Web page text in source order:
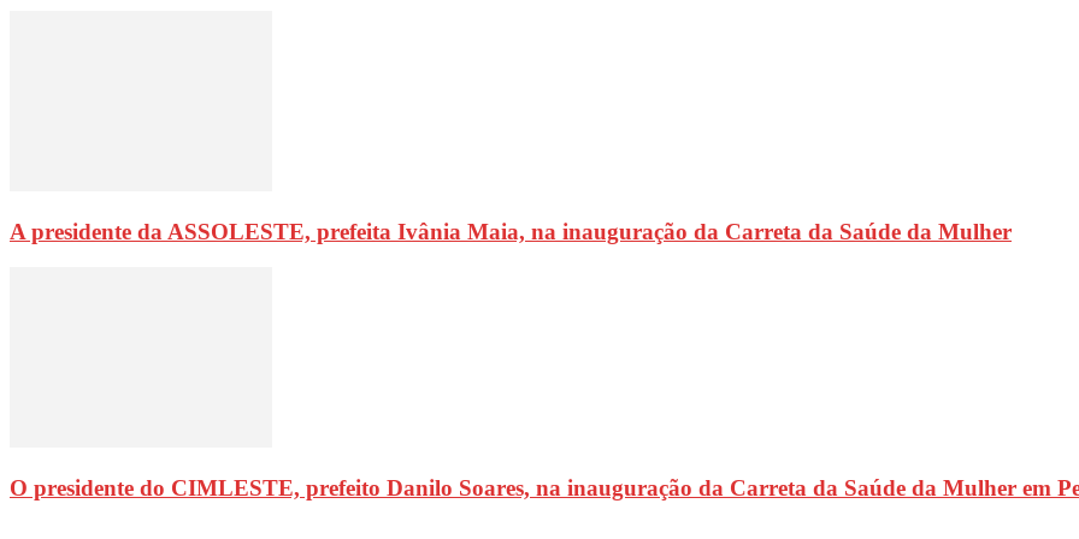
A presidente da ASSOLESTE, prefeita Ivânia Maia, na inauguração da Carreta da Saúde da Mulher
O presidente do CIMLESTE, prefeito Danilo Soares, na inauguração da Carreta da Saúde da Mulher em